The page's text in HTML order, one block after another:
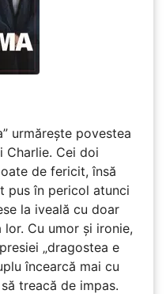
urmărește povestea
Charlie. Cei doi
de fericit, însă
pus în pericol atunci
la iveală cu doar
Cu umor și ironie,
„dragostea e
încearcă mai cu
treacă de impas.